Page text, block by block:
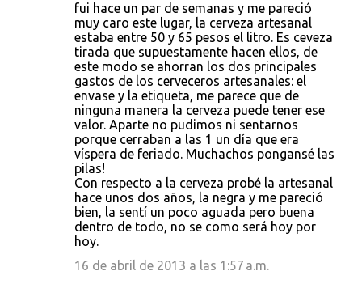
fui hace un par de semanas y me pareció
muy caro este lugar, la cerveza artesanal
estaba entre 50 y 65 pesos el litro. Es ceveza
tirada que supuestamente hacen ellos, de
este modo se ahorran los dos principales
gastos de los cerveceros artesanales: el
envase y la etiqueta, me parece que de
ninguna manera la cerveza puede tener ese
valor. Aparte no pudimos ni sentarnos
porque cerraban a las 1 un día que era
víspera de feriado. Muchachos pongansé las
pilas!
Con respecto a la cerveza probé la artesanal
hace unos dos años, la negra y me pareció
bien, la sentí un poco aguada pero buena
dentro de todo, no se como será hoy por
hoy.
16 de abril de 2013 a las 1:57 a.m.